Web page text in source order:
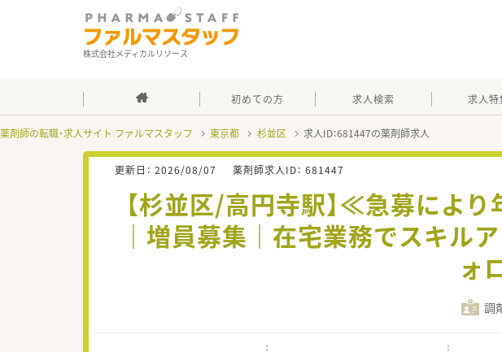
株式会社メディカルリソース
初めての方 求人検索 求人特
薬剤師の転職・求人サイト ファルマスタッフ 東京都 杉並区 求人ID：681447の薬剤師求人
更新日： 2026/08/07 薬剤師求人ID： 681447
【杉並区/高円寺駅】≪急募によ
｜増員募集｜在宅業務でスキル
ォ
調